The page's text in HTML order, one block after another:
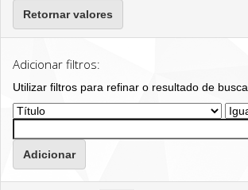
Retornar valores
Adicionar filtros:
Utilizar filtros para refinar o resultado de busca.